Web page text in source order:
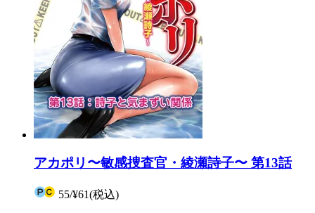
アカポリ〜敏感捜査官・綾瀬詩子〜 第13話
55/¥61(税込)